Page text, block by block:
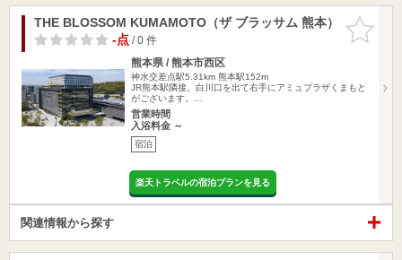
お気に入
りに追加
THE BLOSSOM KUMAMOTO（ザ ブラッサム 熊本）
-点/ 0 件
熊本県 / 熊本市西区
神水交差点駅5.31km 熊本駅152m
JR熊本駅隣接。白川口を出て右手にアミュプラザくまもと
がございます。…
営業時間
入浴料金 ～
宿泊
楽天トラベルの宿泊プランを見る
関連情報から探す